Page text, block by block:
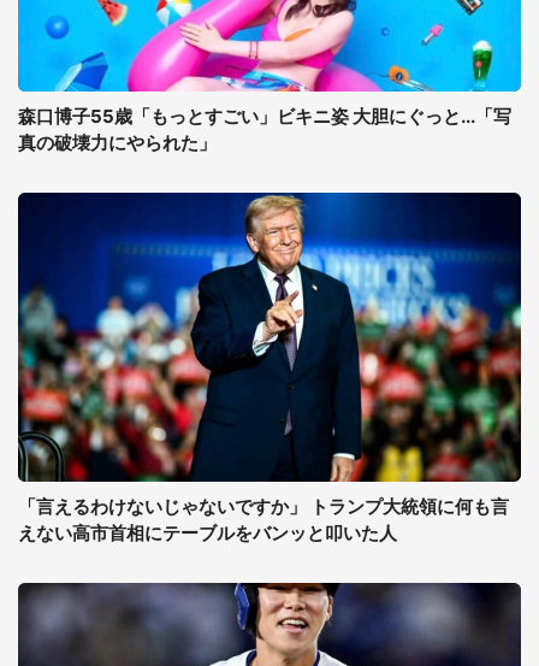
森口博子55歳「もっとすごい」ビキニ姿 大胆にぐっと...「写
真の破壊力にやられた」
「言えるわけないじゃないですか」 トランプ大統領に何も言
えない高市首相にテーブルをバンッと叩いた人